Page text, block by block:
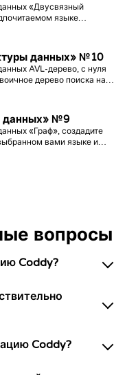
«Двусвязный
языке
данных» №10
AVL-дерево, с нуля
дерево поиска на
данных» №9
«Граф», создадите
вами языке и
вопросы
Coddy?
Coddy?